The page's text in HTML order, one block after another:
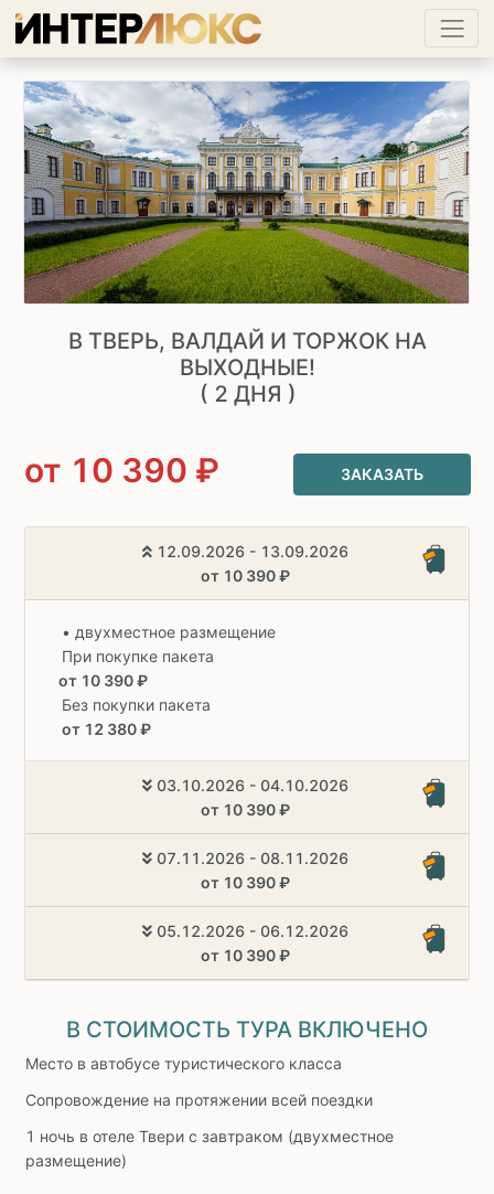
В ТВЕРЬ, ВАЛДАЙ И ТОРЖОК НА
ВЫХОДНЫЕ!
( 2 ДНЯ )
от 10 390 ₽ ЗАКАЗАТЬ
12.09.2026 - 13.09.2026
от 10 390 ₽
• двухместное размещение
При покупке пакета
от 10 390 ₽
Без покупки пакета
от 12 380 ₽
03.10.2026 - 04.10.2026
от 10 390 ₽
07.11.2026 - 08.11.2026
от 10 390 ₽
05.12.2026 - 06.12.2026
от 10 390 ₽
В СТОИМОСТЬ ТУРА ВКЛЮЧЕНО
Место в автобусе туристического класса
Сопровождение на протяжении всей поездки
1 ночь в отеле Твери с завтраком (двухместное
размещение)